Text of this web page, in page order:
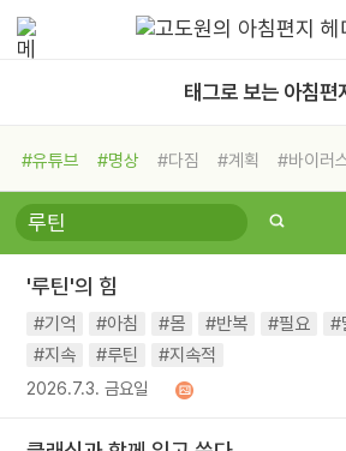
태그로 보는 아침편
#유튜브 #명상 #다짐 #계획 #바이러
#비전캠프
#독서캠프 #삶
#희망
#나눔 #친구 #링컨학교
#독서
#건강
'루틴'의 힘
#기억 #아침 #몸 #반복 #필요 #
#지속
#루틴 #지속적
2026.7.3. 금요일